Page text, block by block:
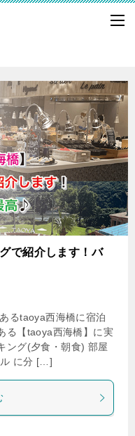
で紹介します！バ
るtaoya西海橋に宿泊
る【taoya西海橋】に実
ング(夕食・朝食) 部屋
ル に分 […]